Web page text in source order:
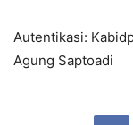
Autentikasi:
Agung Saptoadi